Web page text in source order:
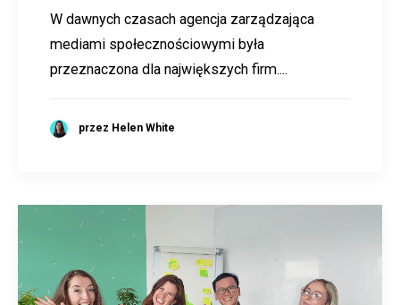
W dawnych czasach agencja zarządzająca
mediami społecznościowymi była
przeznaczona dla największych firm....
przez Helen White